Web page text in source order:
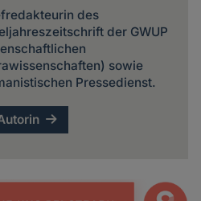
des
der GWUP
sowie
Pressedienst.